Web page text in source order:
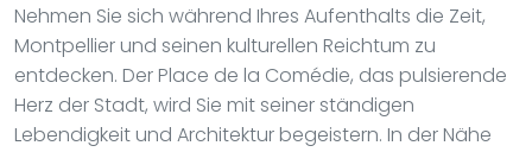
Nehmen Sie sich während Ihres Aufenthalts die Zeit,
Montpellier und seinen kulturellen Reichtum zu
entdecken. Der Place de la Comédie, das pulsierende
Herz der Stadt, wird Sie mit seiner ständigen
Lebendigkeit und Architektur begeistern. In der Nähe